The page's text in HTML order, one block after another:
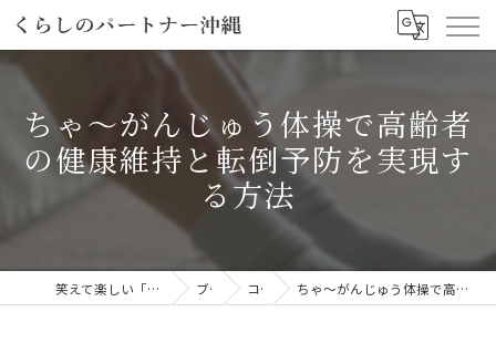
ちゃ～がんじゅう体操で高齢者
の健康維持と転倒予防を実現す
る方法
笑えて楽しい「笑える介護予防体操教室」 ブログ コラム ちゃ～がんじゅう体操で高齢者の健康維持と転倒予防を実現する方法